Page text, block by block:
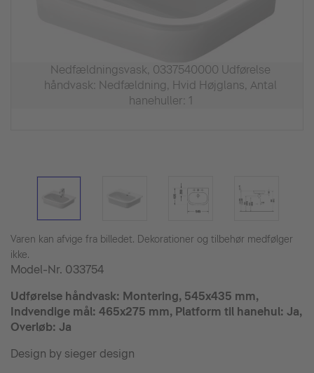
Nedfældningsvask, 0337540000 Udførelse
håndvask: Nedfældning, Hvid Højglans, Antal
hanehuller: 1
Varen kan afvige fra billedet. Dekorationer og tilbehør medfølger
ikke.
Model-Nr. 033754
Udførelse håndvask: Montering, 545x435 mm,
Indvendige mål: 465x275 mm, Platform til hanehul: Ja,
Overløb: Ja
Design by sieger design